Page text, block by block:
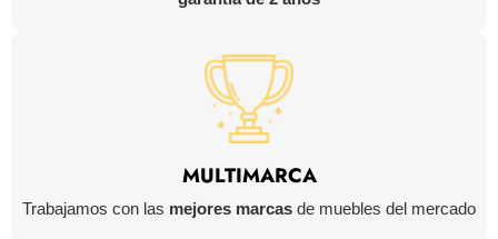
MULTIMARCA
Trabajamos con las mejores marcas de muebles del mercado